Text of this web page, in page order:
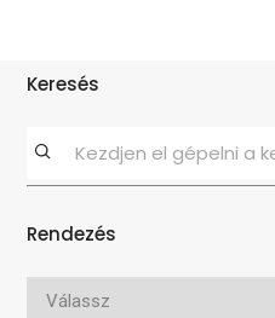
Keresés
Rendezés